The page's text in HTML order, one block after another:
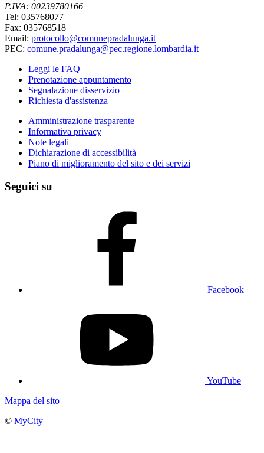
P.IVA: 00239780166
Tel: 035768077
Fax: 035768518
Email: protocollo@comunepradalunga.it
PEC: comune.pradalunga@pec.regione.lombardia.it
Leggi le FAQ
Prenotazione appuntamento
Segnalazione disservizio
Richiesta d'assistenza
Amministrazione trasparente
Informativa privacy
Note legali
Dichiarazione di accessibilità
Piano di miglioramento del sito e dei servizi
Seguici su
Facebook
YouTube
Mappa del sito
© MyCity